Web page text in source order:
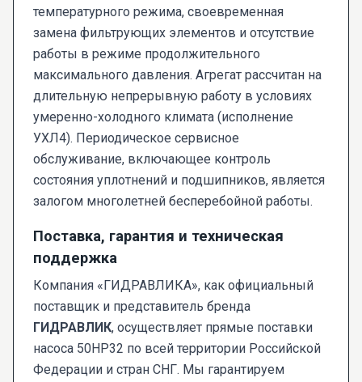
температурного режима, своевременная
замена фильтрующих элементов и отсутствие
работы в режиме продолжительного
максимального давления. Агрегат рассчитан на
длительную непрерывную работу в условиях
умеренно-холодного климата (исполнение
УХЛ4). Периодическое сервисное
обслуживание, включающее контроль
состояния уплотнений и подшипников, является
залогом многолетней бесперебойной работы.
Поставка, гарантия и техническая
поддержка
Компания «ГИДРАВЛИКА», как официальный
поставщик и представитель бренда
ГИДРАВЛИК, осуществляет прямые поставки
насоса 50НР32 по всей территории Российской
Федерации и стран СНГ. Мы гарантируем